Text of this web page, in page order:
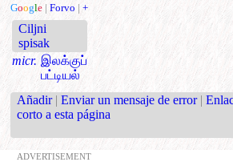
Google | Forvo | +
Ciljni
spisak
micr. இலக்குப்
பட்டியல்
Añadir | Enviar un mensaje de error |
corto a esta página
ADVERTISEMENT